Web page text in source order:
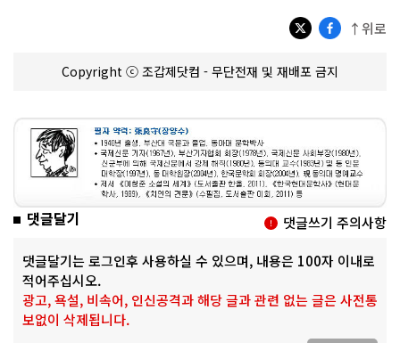
↑위로
Copyright ⓒ 조갑제닷컴 - 무단전재 및 재배포 금지
댓글달기 댓글쓰기 주의사항
댓글달기는 로그인후 사용하실 수 있으며, 내용은 100자 이내로
적어주십시오.
광고, 욕설, 비속어, 인신공격과 해당 글과 관련 없는 글은 사전통
보없이 삭제됩니다.